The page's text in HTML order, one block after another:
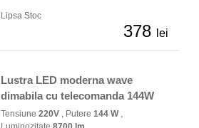
Lipsa Stoc
378 lei
Lustra LED moderna wave
dimabila cu telecomanda 144W
Tensiune 220V , Putere 144 W,